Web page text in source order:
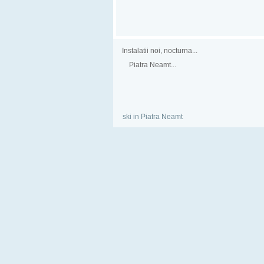
Instalatii noi, nocturna...
Piatra Neamt...
ski in Piatra Neamt